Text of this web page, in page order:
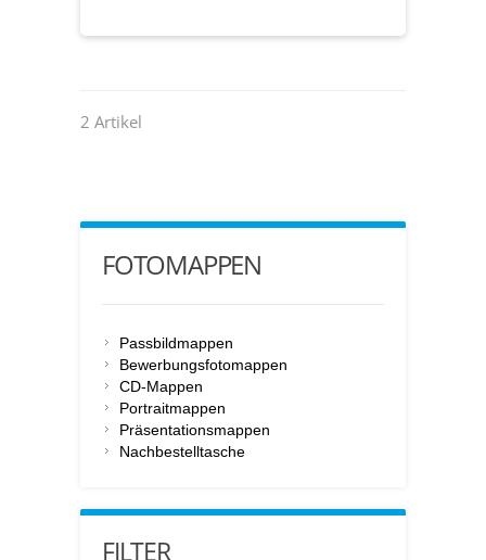
2 Artikel
FOTOMAPPEN
Passbildmappen
Bewerbungsfotomappen
CD-Mappen
Portraitmappen
Präsentationsmappen
Nachbestelltasche
FILTER